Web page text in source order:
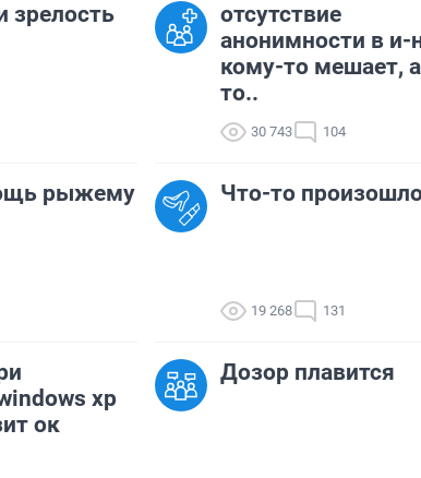
зрелость
отсутствие
анонимности в и-
кому-то мешает,
то..
30 743 104
рыжему
Что-то
19 268 131
xp
ок
Дозор плавится